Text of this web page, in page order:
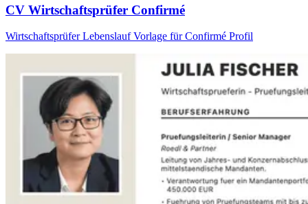
CV Wirtschaftsprüfer Confirmé
Wirtschaftsprüfer Lebenslauf Vorlage für Confirmé Profil